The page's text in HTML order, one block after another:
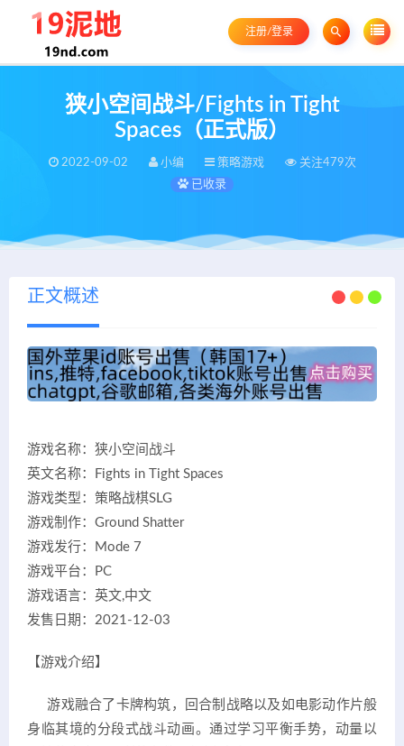
注册/登录
狭小空间战斗/Fights in Tight
Spaces（正式版）
2022-09-02 小编 策略游戏
关注479次
已收录
正文概述
游戏名称：狭小空间战斗
英文名称：Fights in Tight Spaces
游戏类型：策略战棋SLG
游戏制作：Ground Shatter
游戏发行：Mode 7
游戏平台：PC
游戏语言：英文,中文
发售日期：2021-12-03
【游戏介绍】
游戏融合了卡牌构筑，回合制战略以及如电影动作片般
身临其境的分段式战斗动画。通过学习平衡手势，动量以